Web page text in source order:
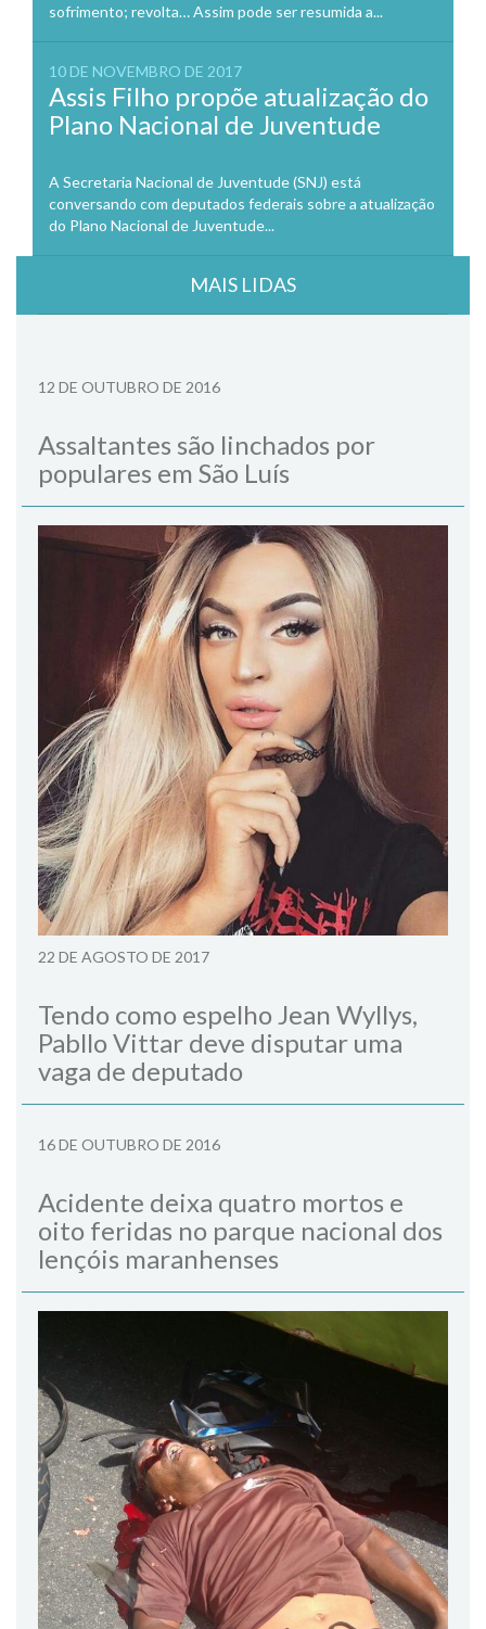
sofrimento; revolta… Assim pode ser resumida a...
10 DE NOVEMBRO DE 2017
Assis Filho propõe atualização do
Plano Nacional de Juventude
A Secretaria Nacional de Juventude (SNJ) está
conversando com deputados federais sobre a atualização
do Plano Nacional de Juventude...
MAIS LIDAS
12 DE OUTUBRO DE 2016
Assaltantes são linchados por
populares em São Luís
22 DE AGOSTO DE 2017
Tendo como espelho Jean Wyllys,
Pabllo Vittar deve disputar uma
vaga de deputado
16 DE OUTUBRO DE 2016
Acidente deixa quatro mortos e
oito feridas no parque nacional dos
lençóis maranhenses